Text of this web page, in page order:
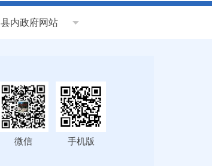
县内政府网站
微信 手机版